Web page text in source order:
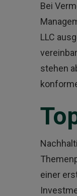
Bei
LLC
stehen
einer